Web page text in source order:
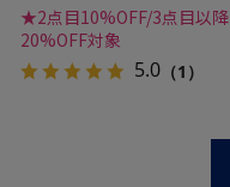
★2点目10%OFF/3点目以降
20%OFF対象
5.0（1）